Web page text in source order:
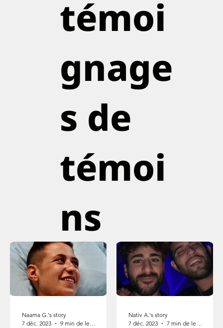
témoi
gnage
s de
témoi
ns
Naama G.'s story
7 déc. 2023
9 min de lecture
Nativ A.'s story
7 déc. 2023
7 min de lecture